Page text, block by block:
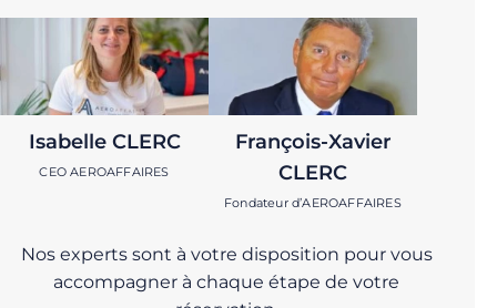
Isabelle CLERC
CEO AEROAFFAIRES
François-Xavier
CLERC
Fondateur d’AEROAFFAIRES
Nos experts sont à votre disposition pour vous
accompagner à chaque étape de votre